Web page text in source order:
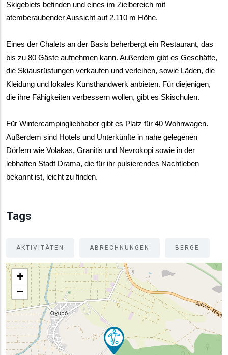
Skigebiets befinden und eines im Zielbereich mit
atemberaubender Aussicht auf 2.110 m Höhe.
Eines der Chalets an der Basis beherbergt ein Restaurant, das
bis zu 80 Gäste aufnehmen kann. Außerdem gibt es Geschäfte,
die Skiausrüstungen verkaufen und verleihen, sowie Läden, die
Kleidung und lokales Kunsthandwerk anbieten. Für diejenigen,
die ihre Fähigkeiten verbessern wollen, gibt es Skischulen.
Für Wintercampingliebhaber gibt es Platz für 40 Wohnwagen.
Außerdem sind Hotels und Unterkünfte in nahe gelegenen
Dörfern wie Volakas, Granitis und Nevrokopi sowie in der
lebhaften Stadt Drama, die für ihr pulsierendes Nachtleben
bekannt ist, leicht zu finden.
Tags
AKTIVITÄTEN ABRECHNUNGEN BERGE
+
−